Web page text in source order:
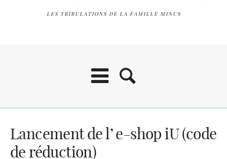
LES TRIBULATIONS DE LA FAMILLE MINUS
Lancement de l’ e-shop iU (code
de réduction)